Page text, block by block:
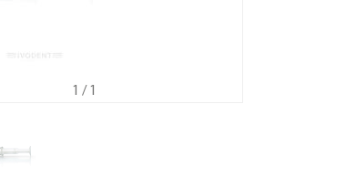
1 / 1